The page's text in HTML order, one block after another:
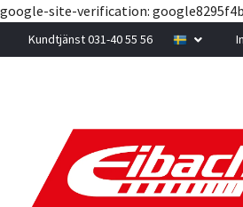
google-site-verification:
Kundtjänst 031-40 55 56